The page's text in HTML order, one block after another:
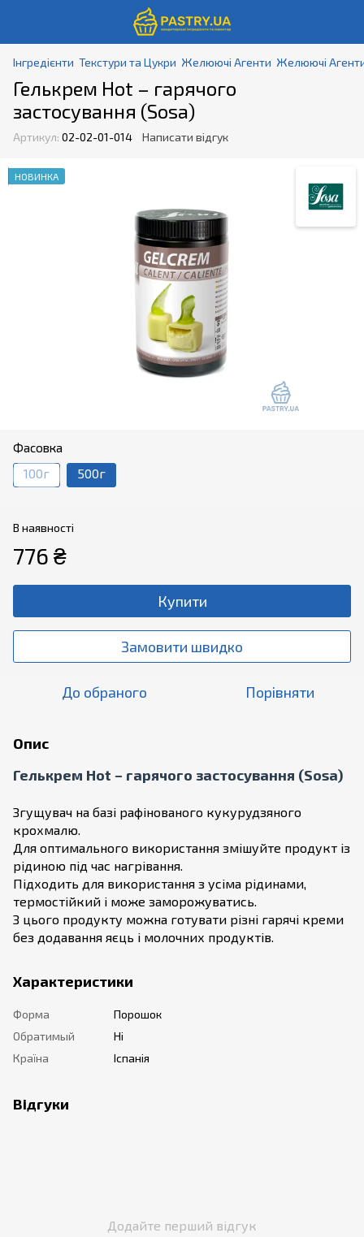
Інгредієнти Текстури та Цукри Желюючі Агенти Желюючі Агенти
Гелькрем Hot – гарячого
застосування (Sosa)
Артикул: 02-02-01-014 Написати відгук
НОВИНКА
Фасовка
100г 500г
В наявності
776 ₴
Купити
Замовити швидко
До обраного Порівняти
Опис
Гелькрем Hot – гарячого застосування (Sosa)
Згущувач на базі рафінованого кукурудзяного
крохмалю.
Для оптимального використання змішуйте продукт із
рідиною під час нагрівання.
Підходить для використання з усіма рідинами,
термостійкий і може заморожуватись.
З цього продукту можна готувати різні гарячі креми
без додавання яєць і молочних продуктів.
Характеристики
Форма
Порошок
Обратимый
Ні
Країна
Іспанія
Відгуки
Додайте перший відгук